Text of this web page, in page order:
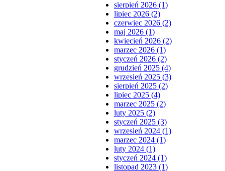
sierpień 2026 (1)
lipiec 2026 (2)
czerwiec 2026 (2)
maj 2026 (1)
kwiecień 2026 (2)
marzec 2026 (1)
styczeń 2026 (2)
grudzień 2025 (4)
wrzesień 2025 (3)
sierpień 2025 (2)
lipiec 2025 (4)
marzec 2025 (2)
luty 2025 (2)
styczeń 2025 (3)
wrzesień 2024 (1)
marzec 2024 (1)
luty 2024 (1)
styczeń 2024 (1)
listopad 2023 (1)